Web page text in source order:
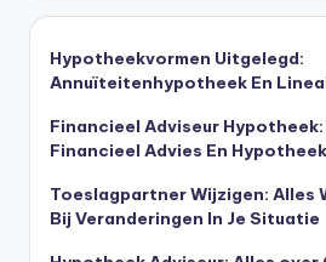
Hypotheekvormen Uitgelegd:
Annuïteitenhypotheek En
Financieel Adviseur
Financieel Advies En
Toeslagpartner Wijzigen: Alles
Bij Veranderingen In Je Situatie